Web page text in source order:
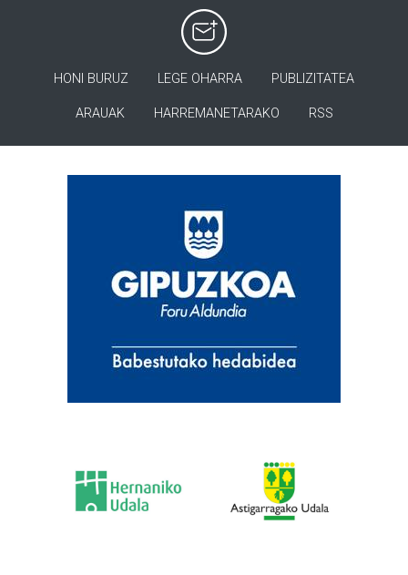
HONI BURUZ LEGE OHARRA PUBLIZITATEA
ARAUAK HARREMANETARAKO RSS